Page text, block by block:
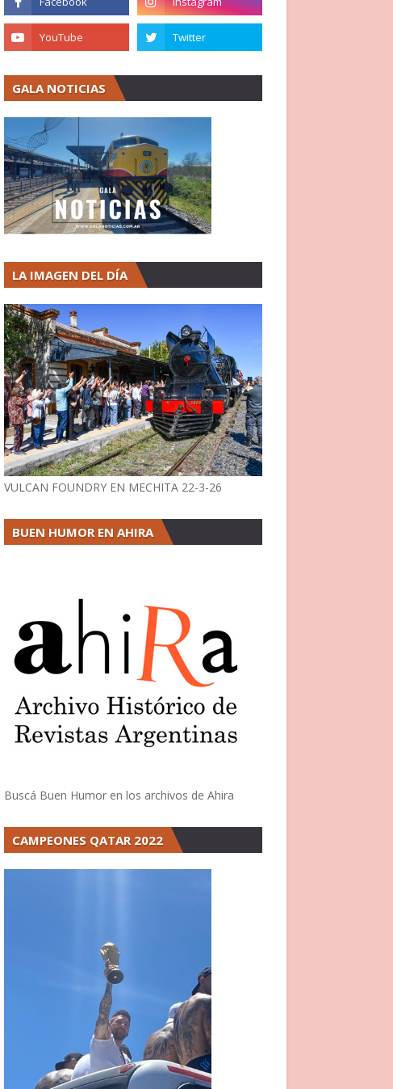
GALA NOTICIAS
LA IMAGEN DEL DÍA
VULCAN FOUNDRY EN MECHITA 22-3-26
BUEN HUMOR EN AHIRA
Buscá Buen Humor en los archivos de Ahira
CAMPEONES QATAR 2022